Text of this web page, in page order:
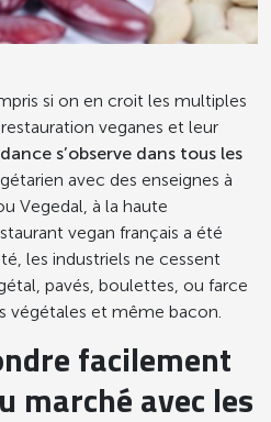
si on en croit les multiples
veganes et leur
s’observe dans tous les
avec des enseignes à
Vegedal, à la haute
vegan français a été
les industriels ne cessent
pavés, boulettes, ou farce
végétales et même bacon.
facilement
marché avec les